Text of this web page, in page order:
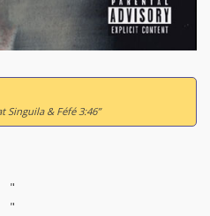
Singuila & Féfé 3:46”
"
"